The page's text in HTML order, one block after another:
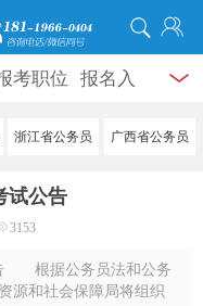
考职位 报名入
录用公示 辅导
队
浙江省公务员 广西省公务员
试公告
3153
根据公务员法和公务
源和社会保障局将组织